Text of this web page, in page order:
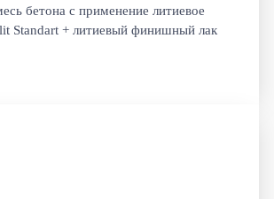
бетона с применение литиевое
Standart + литиевый финишный лак